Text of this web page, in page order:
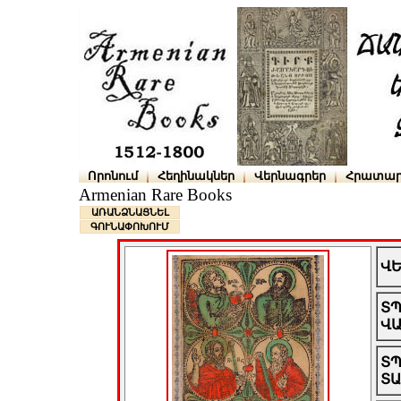
Որոնում Հեղինակներ Վերնագրեր
Armenian Rare Books
ԱՌԱՆՁՆԱՑՆԵԼ
ԳՈՒՆԱՓՈԽՈՒՄ